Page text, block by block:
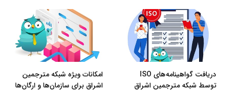
دریافت گواهینامه‌های ISO
توسط شبکه مترجمین اشراق
امکانات ویژه شبکه مترجمین
اشراق برای سازمان‌ها و ارگان‌ها